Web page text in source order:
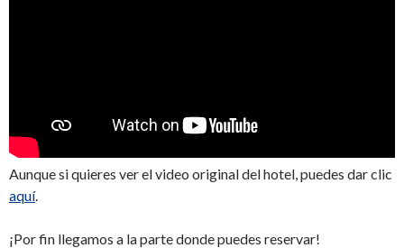
Aunque si quieres ver el video original del hotel, puedes dar clic
aquí.
¡Por fin llegamos a la parte donde puedes reservar!